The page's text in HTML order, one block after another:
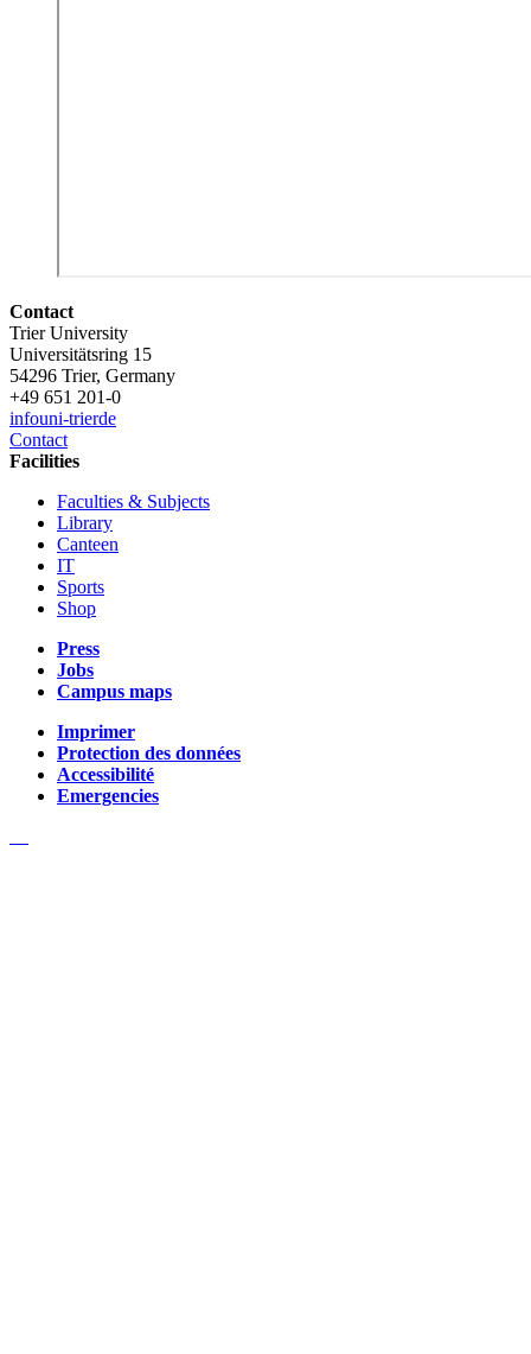
Contact
Trier University
Universitätsring 15
54296 Trier, Germany
+49 651 201-0
infouni-trierde
Contact
Facilities
Faculties & Subjects
Library
Canteen
IT
Sports
Shop
Press
Jobs
Campus maps
Imprimer
Protection des données
Accessibilité
Emergencies